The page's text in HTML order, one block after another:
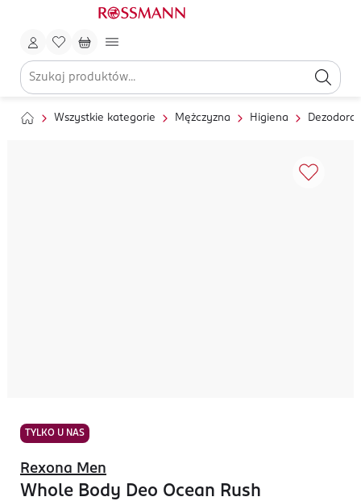
Wszystkie kategorie Mężczyzna Higiena
TYLKO U NAS
Rexona Men
Whole Body Deo Ocean Rush